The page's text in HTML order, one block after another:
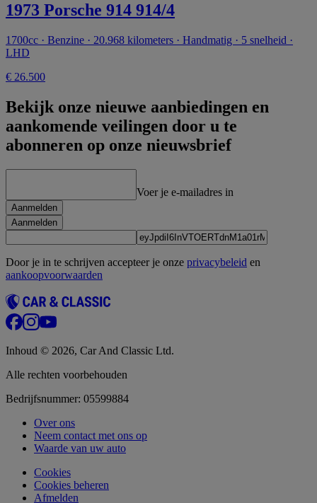
1973 Porsche 914 914/4
1700cc · Benzine · 20.968 kilometers · Handmatig · 5 snelheid ·
LHD
€ 26.500
Bekijk onze nieuwe aanbiedingen en
aankomende veilingen door u te
abonneren op onze nieuwsbrief
Voer je e-mailadres in
Aanmelden
Aanmelden
Door je in te schrijven accepteer je onze privacybeleid en
aankoopvoorwaarden
Inhoud © 2026, Car And Classic Ltd.
Alle rechten voorbehouden
Bedrijfsnummer: 05599884
Over ons
Neem contact met ons op
Waarde van uw auto
Cookies
Cookies beheren
Afmelden